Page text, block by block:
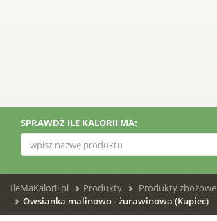
SPRAWDŹ ILE KALORII MA:
IleMaKalorii.pl Produkty Produkty zbożowe
Owsianka malinowo - żurawinowa (Kupiec)